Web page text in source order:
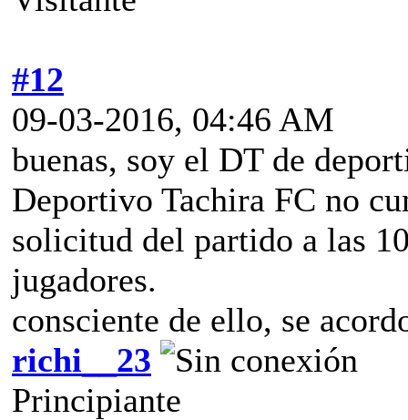
#12
09-03-2016, 04:46 AM
buenas, soy el DT de
Deportivo Tachira FC no
solicitud del partido a las
jugadores.
consciente de ello, se
richi__23
Principiante